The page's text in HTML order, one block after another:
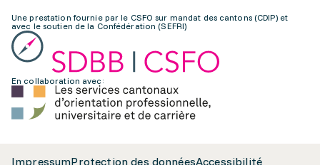
Une prestation fournie par le CSFO sur mandat des cantons (CDIP) et
avec le soutien de la Confédération (SEFRI)
En collaboration avec:
ImpressumProtection des donnéesAccessibilité